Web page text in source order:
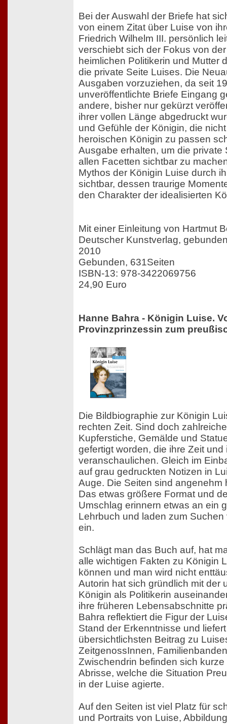
Bei der Auswahl der Briefe hat
von einem Zitat über Luise von
Friedrich Wilhelm III. persönlich
verschiebt sich der Fokus von
heimlichen Politikerin und Mutter
die private Seite Luises. Die
Ausgaben vorzuziehen, da seit
unveröffentlichte Briefe Eingang
andere, bisher nur gekürzt
ihrer vollen Länge abgedruckt
und Gefühle der Königin, die
heroischen Königin zu passen
Ausgabe erhalten, um die private
allen Facetten sichtbar zu
Mythos der Königin Luise durch
sichtbar, dessen traurige
den Charakter der idealisierten
Mit einer Einleitung von Hartmut
Deutscher Kunstverlag,
2010
Gebunden, 631Seiten
ISBN-13: 978-3422069756
24,90 Euro
Hanne Bahra - Königin Luise.
Provinzprinzessin zum
Die Bildbiographie zur Königin
rechten Zeit. Sind doch
Kupferstiche, Gemälde und
gefertigt worden, die ihre Zeit und
veranschaulichen. Gleich im
auf grau gedruckten Notizen in
Auge. Die Seiten sind angenehm
Das etwas größere Format und
Umschlag erinnern etwas an ein
Lehrbuch und laden zum
ein.
Schlägt man das Buch auf, hat
alle wichtigen Fakten zu Königin
können und man wird nicht
Autorin hat sich gründlich mit der
Königin als Politikerin
ihre früheren Lebensabschnitte
Bahra reflektiert die Figur der
Stand der Erkenntnisse und
übersichtlichsten Beitrag zu
ZeitgenossInnen,
Zwischendrin befinden sich
Abrisse, welche die Situation
in der Luise agierte.
Auf den Seiten ist viel Platz für
und Portraits von Luise,